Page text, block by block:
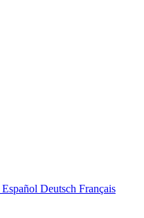
Español Deutsch Français